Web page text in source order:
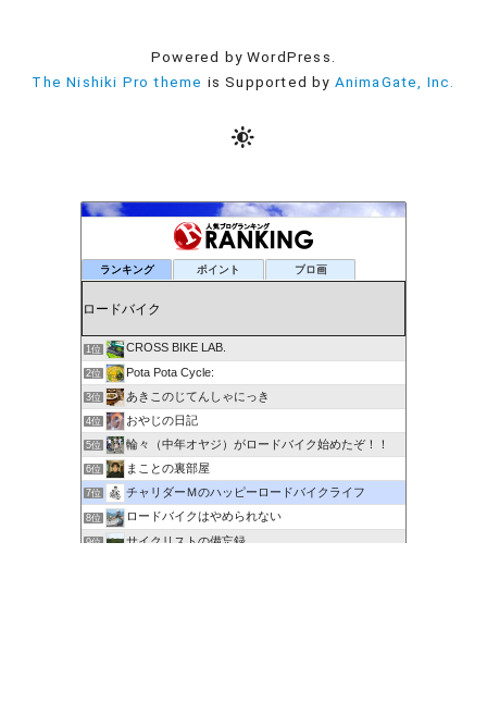
Powered by WordPress.
The Nishiki Pro theme is Supported by AnimaGate, Inc.
ランキング ポイント ブロ画
1位 CROSS BIKE LAB.
2位 Pota Pota Cycle:
3位 あきこのじてんしゃにっき
4位 おやじの日記
5位 輪々（中年オヤジ）がロードバイク始めたぞ！！
6位 まことの裏部屋
7位 チャリダーＭのハッピーロードバイクライフ
8位 ロードバイクはやめられない
9位 サイクリストの備忘録